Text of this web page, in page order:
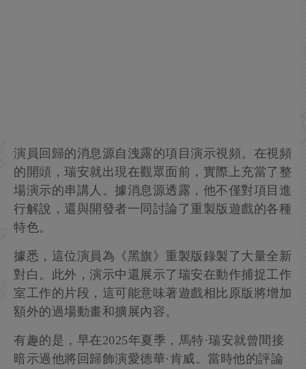
演員回歸的消息源自洩露的項目演示視頻。在視頻
的開頭，瑞安就出現在觀眾面前，實際上充當了整
場演示的串講人。據消息源透露，他不僅對項目進
行解說，還與開發者一同討論了重製版遊戲的各種
特色。
據悉，這位演員為《黑旗》重製版錄製了大量全新
對白。此外，演示中還展示了瑞安在動作捕捉工作
室工作的片段，這可能意味著遊戲相比原版將增加
額外的過場動畫和擴展內容。
有趣的是，早在2025年夏季，馬特·瑞安就曾間接
暗示過他將回歸飾演愛德華·肯威。當時他的評論